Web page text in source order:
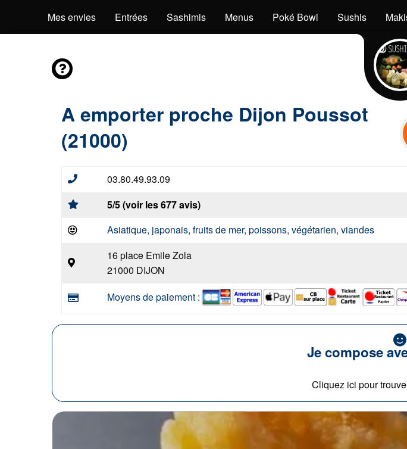
Mes envies Entrées Sashimis Menus Poké Bowl Sushis
A emporter proche Dijon Poussot
(21000)
03.80.49.93.09
5/5 (voir les 677 avis)
Asiatique, japonais, fruits de mer, poissons, végétarien, viandes
16 place Emile Zola
21000 DIJON
Moyens de paiement :
Je compose
Cliquez ici pour